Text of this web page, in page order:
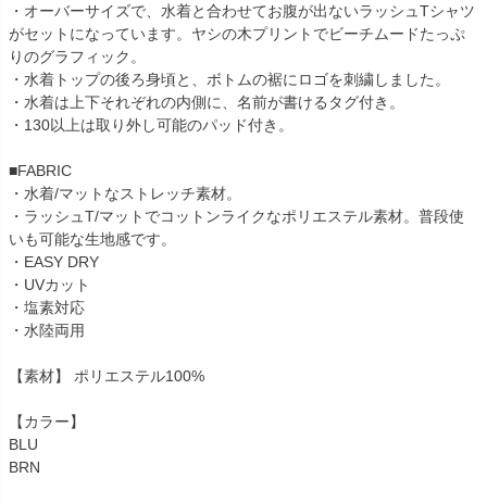
・オーバーサイズで、水着と合わせてお腹が出ないラッシュTシャツ
がセットになっています。ヤシの木プリントでビーチムードたっぷ
りのグラフィック。
・水着トップの後ろ身頃と、ボトムの裾にロゴを刺繍しました。
・水着は上下それぞれの内側に、名前が書けるタグ付き。
・130以上は取り外し可能のパッド付き。
■FABRIC
・水着/マットなストレッチ素材。
・ラッシュT/マットでコットンライクなポリエステル素材。普段使
いも可能な生地感です。
・EASY DRY
・UVカット
・塩素対応
・水陸両用
【素材】 ポリエステル100%
【カラー】
BLU
BRN